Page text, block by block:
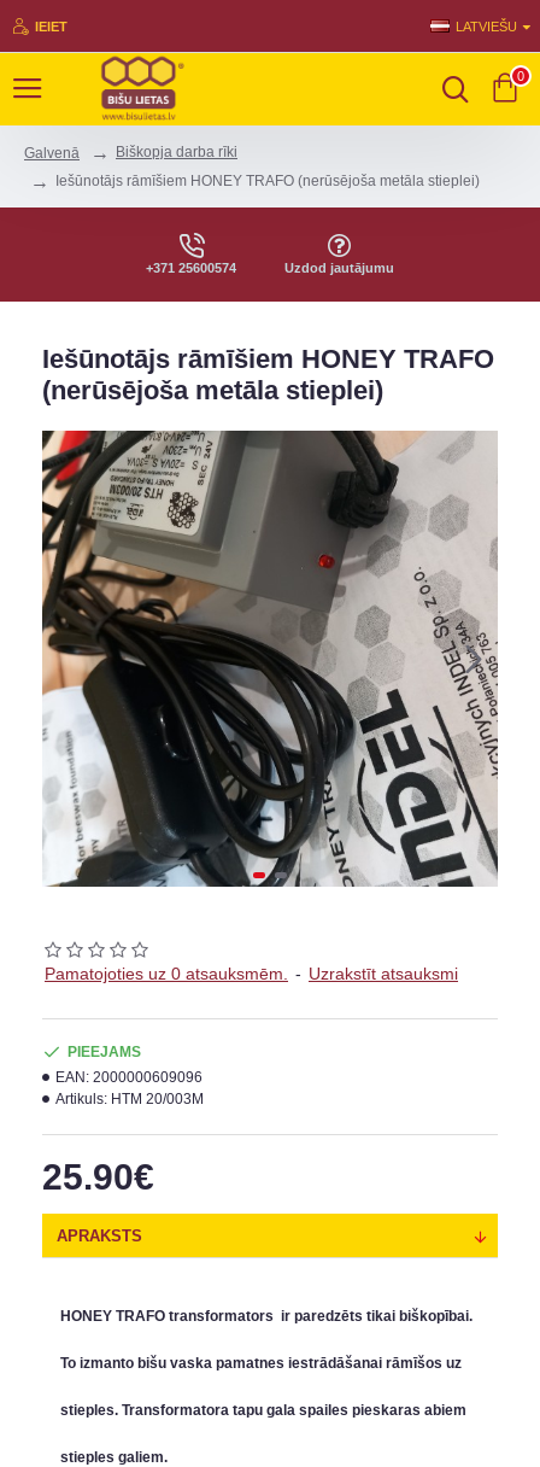
IEIET LATVIEŠU
0
Galvenā
Biškopja darba rīki
Iešūnotājs rāmīšiem HONEY TRAFO (nerūsējoša metāla stieplei)
+371 25600574 Uzdod jautājumu
Iešūnotājs rāmīšiem HONEY TRAFO
(nerūsējoša metāla stieplei)
Pamatojoties uz 0 atsauksmēm. - Uzrakstīt atsauksmi
25.90€
PIEEJAMS
EAN: 2000000609096
Artikuls: HTM 20/003M
APRAKSTS
HONEY TRAFO transformators ir paredzēts tikai biškopībai.
To izmanto bišu vaska pamatnes iestrādāšanai rāmīšos uz
stieples. Transformatora tapu gala spailes pieskaras abiem
stieples galiem.